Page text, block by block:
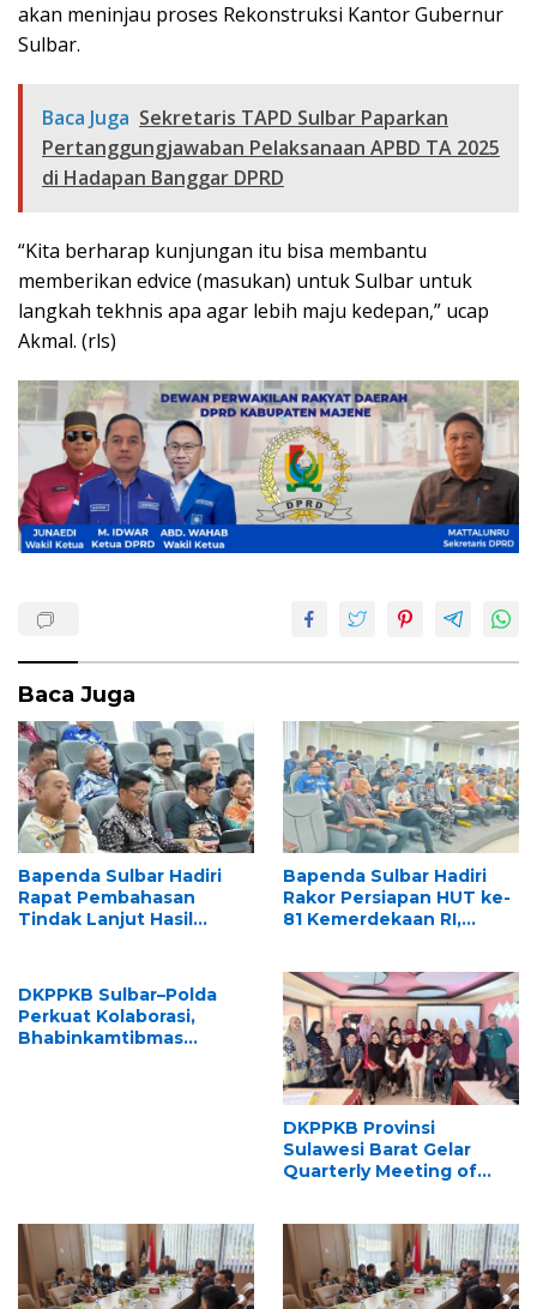
akan meninjau proses Rekonstruksi Kantor Gubernur
Sulbar.
Baca Juga Sekretaris TAPD Sulbar Paparkan
Pertanggungjawaban Pelaksanaan APBD TA 2025
di Hadapan Banggar DPRD
“Kita berharap kunjungan itu bisa membantu
memberikan edvice (masukan) untuk Sulbar untuk
langkah tekhnis apa agar lebih maju kedepan,” ucap
Akmal. (rls)
Baca Juga
Bapenda Sulbar Hadiri
Rapat Pembahasan
Tindak Lanjut Hasil
Penyelesaian
Rekomendasi
Bapenda Sulbar Hadiri
Rakor Persiapan HUT ke-
81 Kemerdekaan RI,
Sulawesi Barat
DKPPKB Sulbar–Polda
Perkuat Kolaborasi,
Bhabinkamtibmas
DKPPKB Provinsi
Sulawesi Barat Gelar
Quarterly Meeting of